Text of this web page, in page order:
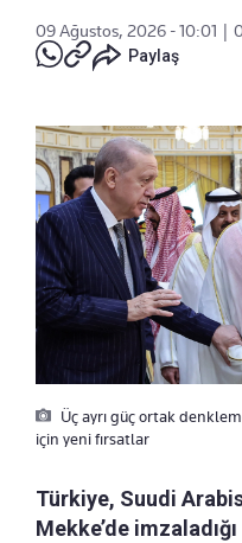
09 Ağustos, 2026 - 10:01
Paylaş
Üç ayrı güç ortak
için yeni fırsatlar
Türkiye, Suudi
Mekke’de